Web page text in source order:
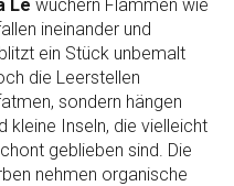
Le wuchern Flammen wie
ineinander und
ein Stück unbemalt
die Leerstellen
sondern hängen
kleine Inseln, die vielleicht
geblieben sind. Die
nehmen organische